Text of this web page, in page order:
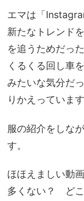
エマは「
新たなトレンド
を追うためだっ
くるくる回し車
みたいな気分だ
りかえっています
服の紹介をしな
す。
ほほえましい動
多くない？ どこ